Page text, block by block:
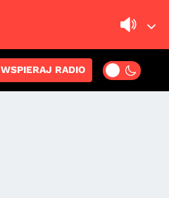
WSPIERAJ RADIO